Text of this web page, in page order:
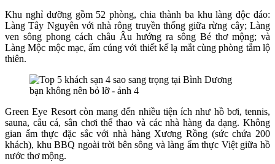
Khu nghỉ dưỡng gồm 52 phòng, chia thành ba khu làng độc đáo:
Làng Tây Nguyên với nhà rông truyền thống giữa rừng cây; Làng
ven sông phong cách châu Âu hướng ra sông Bé thơ mộng; và
Làng Mộc mộc mạc, ấm cúng với thiết kế lạ mắt cùng phòng tắm lộ
thiên.
Green Eye Resort còn mang đến nhiều tiện ích như hồ bơi, tennis,
sauna, câu cá, sân chơi thể thao và các nhà hàng đa dạng. Không
gian ẩm thực đặc sắc với nhà hàng Xương Rồng (sức chứa 200
khách), khu BBQ ngoài trời bên sông và làng ẩm thực Việt giữa hồ
nước thơ mộng.